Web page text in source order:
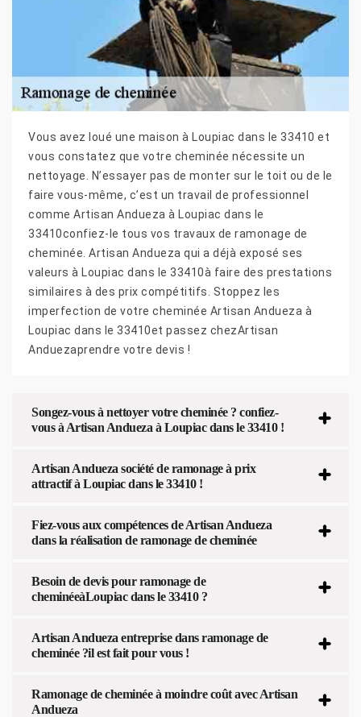
Vous avez loué une maison à Loupiac dans le 33410 et
vous constatez que votre cheminée nécessite un
nettoyage. N’essayer pas de monter sur le toit ou de le
faire vous-même, c’est un travail de professionnel
comme Artisan Andueza à Loupiac dans le
33410confiez-le tous vos travaux de ramonage de
cheminée. Artisan Andueza qui a déjà exposé ses
valeurs à Loupiac dans le 33410à faire des prestations
similaires à des prix compétitifs. Stoppez les
imperfection de votre cheminée Artisan Andueza à
Loupiac dans le 33410et passez chezArtisan
Anduezaprendre votre devis !
Songez-vous à nettoyer votre cheminée ? confiez-
vous à Artisan Andueza à Loupiac dans le 33410 !
Artisan Andueza société de ramonage à prix
attractif à Loupiac dans le 33410 !
Fiez-vous aux compétences de Artisan Andueza
dans la réalisation de ramonage de cheminée
Besoin de devis pour ramonage de
cheminéeàLoupiac dans le 33410 ?
Artisan Andueza entreprise dans ramonage de
cheminée ?il est fait pour vous !
Ramonage de cheminée à moindre coût avec Artisan
Andueza